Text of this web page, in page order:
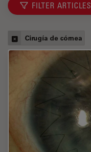
FILTER ARTICLES
Cirugía de córnea